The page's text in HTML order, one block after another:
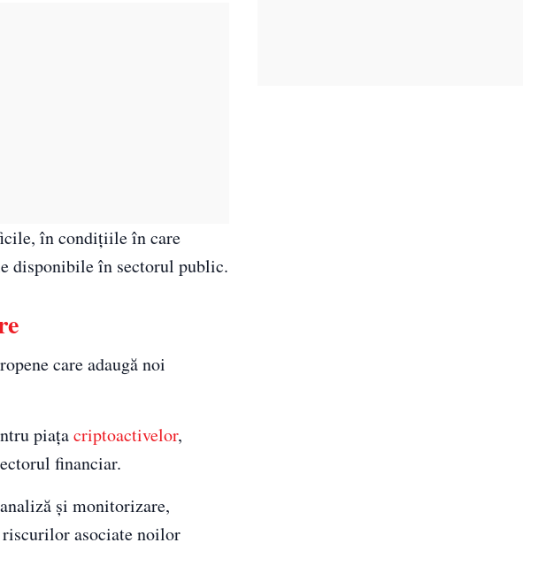
în condițiile în care
disponibile în sectorul public.
care adaugă noi
piațacriptoactivelor,
financiar.
și monitorizare,
riscurilor asociate noilor